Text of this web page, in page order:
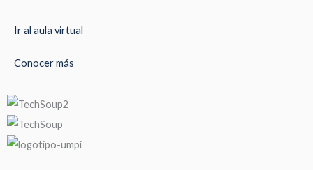
Ir al aula virtual
Conocer más